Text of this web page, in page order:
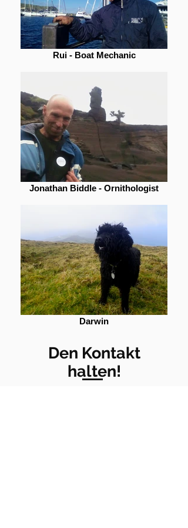
Rui - Boat Mechanic
Jonathan Biddle - Ornithologist
Darwin
Den Kontakt
halten!